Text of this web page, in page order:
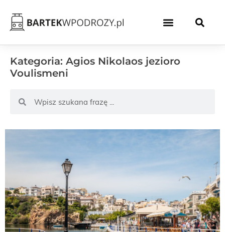
Kategoria: Agios Nikolaos jezioro
Voulismeni